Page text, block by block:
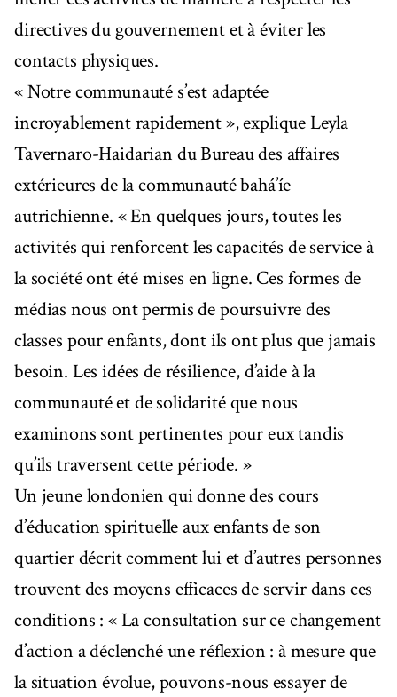
directives du gouvernement et à éviter les
contacts physiques.
« Notre communauté s’est adaptée
incroyablement rapidement », explique Leyla
Tavernaro-Haidarian du Bureau des affaires
extérieures de la communauté bahá’íe
autrichienne. « En quelques jours, toutes les
activités qui renforcent les capacités de service à
la société ont été mises en ligne. Ces formes de
médias nous ont permis de poursuivre des
classes pour enfants, dont ils ont plus que jamais
besoin. Les idées de résilience, d’aide à la
communauté et de solidarité que nous
examinons sont pertinentes pour eux tandis
qu’ils traversent cette période. »
Un jeune londonien qui donne des cours
d’éducation spirituelle aux enfants de son
quartier décrit comment lui et d’autres personnes
trouvent des moyens efficaces de servir dans ces
conditions : « La consultation sur ce changement
d’action a déclenché une réflexion : à mesure que
la situation évolue, pouvons-nous essayer de